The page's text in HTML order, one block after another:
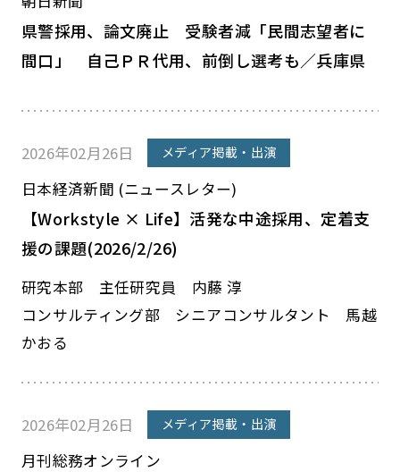
県警採用、論文廃止 受験者減「民間志望者に
間口」 自己ＰＲ代用、前倒し選考も／兵庫県
2026年02月26日 メディア掲載・出演
日本経済新聞 (ニュースレター)
【Workstyle × Life】活発な中途採用、定着支
援の課題(2026/2/26)
研究本部 主任研究員 内藤 淳
コンサルティング部 シニアコンサルタント 馬越
かおる
2026年02月26日 メディア掲載・出演
月刊総務オンライン